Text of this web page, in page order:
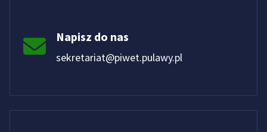
Napisz do nas
sekretariat@piwet.pulawy.pl